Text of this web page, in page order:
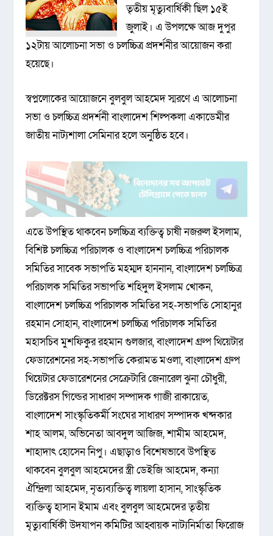
তৃতীয় মৃত্যুবার্ষিকী ছিল ১৫ই
জুলাই। এ উপলক্ষে আজ দুপুর
১২টায় আলোচনা সভা ও চলচ্চিত্র প্রদর্শনীর আয়োজন করা
হয়েছে।
স্বপ্নলোকের আয়োজনে বুলবুল আহমেদ স্মরণে এ আলোচনা
সভা ও চলচ্চিত্র প্রদর্শনী বাংলাদেশ শিল্পকলা একাডেমীর
জাতীয় নাট্যশালা সেমিনার হলে অনুষ্ঠিত হবে।
এতে উপস্থিত থাকবেন চলচ্চিত্র ব্যক্তিত্ব চাষী নজরুল ইসলাম,
বিশিষ্ট চলচ্চিত্র পরিচালক ও বাংলাদেশ চলচ্চিত্র পরিচালক
সমিতির সাবেক সভাপতি মহম্মদ হাননান, বাংলাদেশ চলচ্চিত্র
পরিচালক সমিতির সভাপতি শহিদুল ইসলাম খোকন,
বাংলাদেশ চলচ্চিত্র পরিচালক সমিতির সহ-সভাপতি সোহানুর
রহমান সোহান, বাংলাদেশ চলচ্চিত্র পরিচালক সমিতির
মহাসচিব মুশফিকুর রহমান গুলজার, বাংলাদেশ গ্রুপ থিয়েটার
ফেডারেশনের সহ-সভাপতি কেরামত মওলা, বাংলাদেশ গ্রুপ
থিয়েটার ফেডারেশনের সেক্রেটারি জেনারেল ঝুনা চৌধুরী,
ডিরেক্টরস গিল্ডের সাধারণ সম্পাদক গাজী রাকায়েত,
বাংলাদেশ সাংস্কৃতিকর্মী সংঘের সাধারণ সম্পাদক খন্দকার
শাহ আলম, অভিনেতা আবদুল আজিজ, শামীম আহমেদ,
শাহাদাৎ হোসেন নিপু। এছাড়াও বিশেষভাবে উপস্থিত
থাকবেন বুলবুল আহমেদের স্ত্রী ডেইজি আহমেদ, কন্যা
ঐন্দ্রিলা আহমেদ, নৃত্যব্যক্তিত্ব লায়লা হাসান, সাংস্কৃতিক
ব্যক্তিত্ব হাসান ইমাম এবং বুলবুল আহমেদের তৃতীয়
মৃত্যুবার্ষিকী উদযাপন কমিটির আহ্বায়ক নাট্যনির্মাতা ফিরোজ